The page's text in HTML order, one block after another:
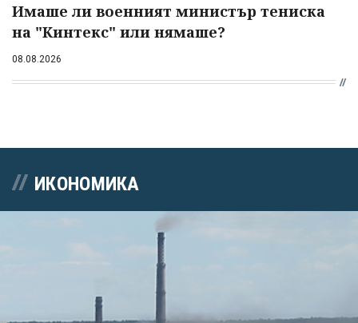
Имаше ли военният министър тениска
на "Кинтекс" или нямаше?
08.08.2026
ИКОНОМИКА